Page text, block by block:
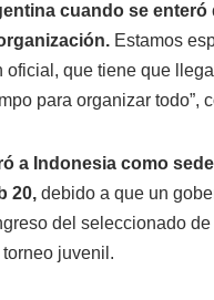
cuando se enteró
Estamos
oficial, que tiene que
para organizar todo”,
a Indonesia como
20, debido a que un
del seleccionado
juvenil.